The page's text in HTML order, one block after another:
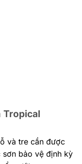
Tropical
và tre cần được
bảo vệ định kỳ